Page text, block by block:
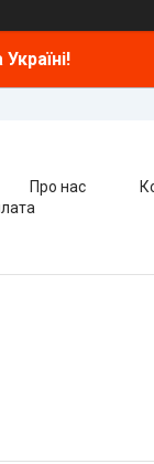
Про нас